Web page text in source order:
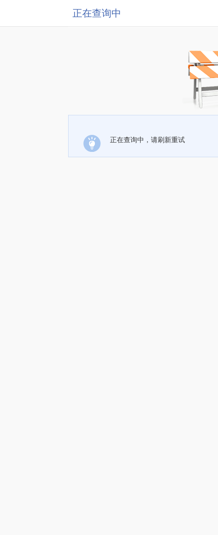
正在查询中
正在查询中，请刷新重试